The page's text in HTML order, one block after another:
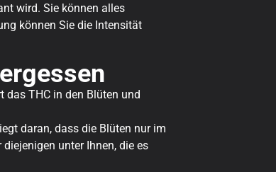
wird. Sie können alles
können Sie die Intensität
das THC in den Blüten und
daran, dass die Blüten nur im
unter Ihnen, die es